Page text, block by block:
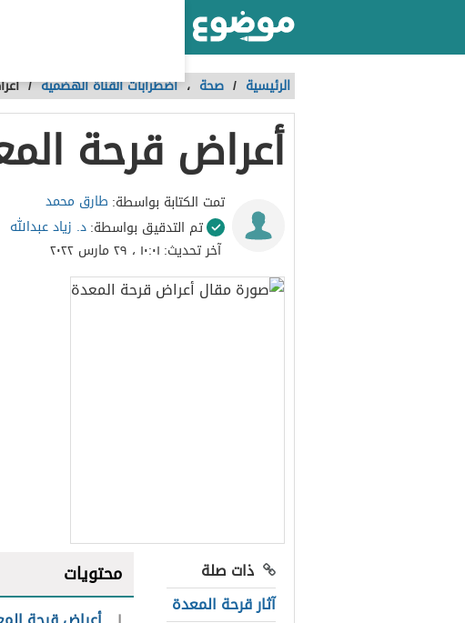
الرئيسية / صحة ،اضطرابات القناة الهضمية /
أعراض قرحة
تمت الكتابة بواسطة: طارق محمد
تم التدقيق بواسطة:د. زياد عبدالله
آخر تحديث: ١٠:٠١ ، ٢٩ مارس ٢٠٢٢
ذات صلة
آثار قرحة المعدة
محتويات